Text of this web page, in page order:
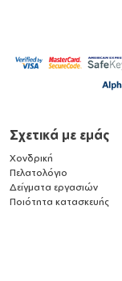
Σχετικά με εμάς
Χονδρική
Πελατολόγιο
Δείγματα εργασιών
Ποιότητα κατασκευής